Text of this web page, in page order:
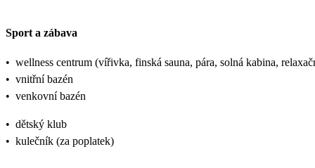
Sport a zábava
• wellness centrum (vířivka, finská sauna, pára, solná kabina,
• vnitřní bazén
• venkovní bazén
• dětský klub
• kulečník (za poplatek)